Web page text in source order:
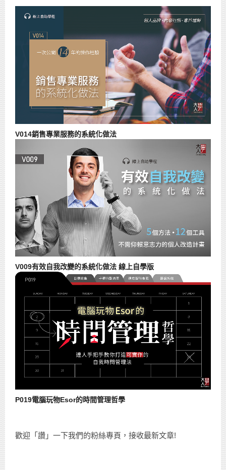
V014銷售專業服務的系統化做法
V009有效自我改變的系統化做法 線上自學版
P019電腦玩物Esor的時間管理哲學
歡迎「讚」一下我們的粉絲專頁，接收最新文章!